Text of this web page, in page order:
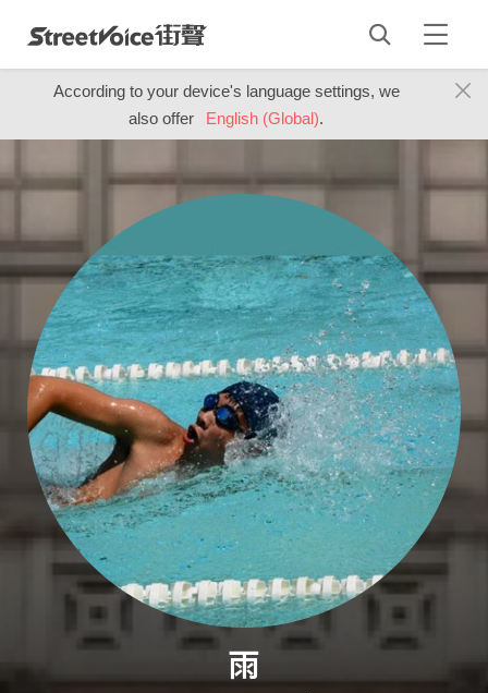
According to your device's language settings, we
also offer
English (Global).
雨